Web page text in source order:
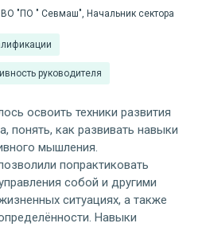
"ПО " Севмаш", Начальник сектора
руководителя
освоить техники развития
понять, как развивать навыки
мышления.
попрактиковать
собой и другими
ситуациях, а также
Навыки